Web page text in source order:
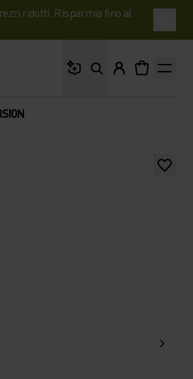
ridotti. Risparmia fino al